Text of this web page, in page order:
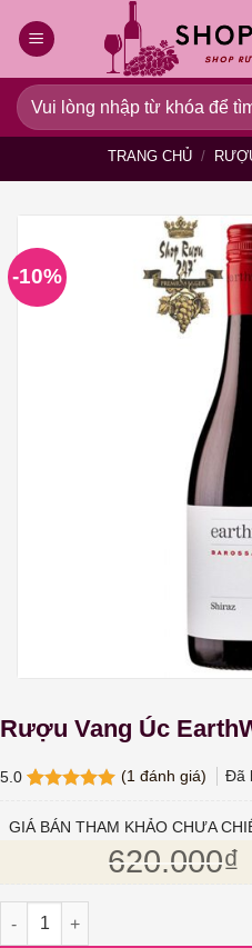
qua
dung
Tìm
kiếm:
TRANG CHỦ /
-10%
Rượu Vang Úc
5.0
dựa trên
(1 đánh giá) Đã
GIÁ BÁN THAM KHẢO CHƯA
620.000₫
Rượu Vang Úc EarthWorks